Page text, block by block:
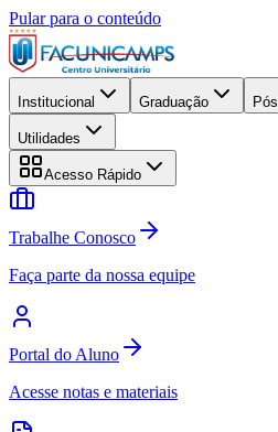
Pular para o conteúdo
Institucional Graduação
Utilidades
Acesso Rápido
Trabalhe Conosco
Faça parte da nossa equipe
Portal do Aluno
Acesse notas e materiais